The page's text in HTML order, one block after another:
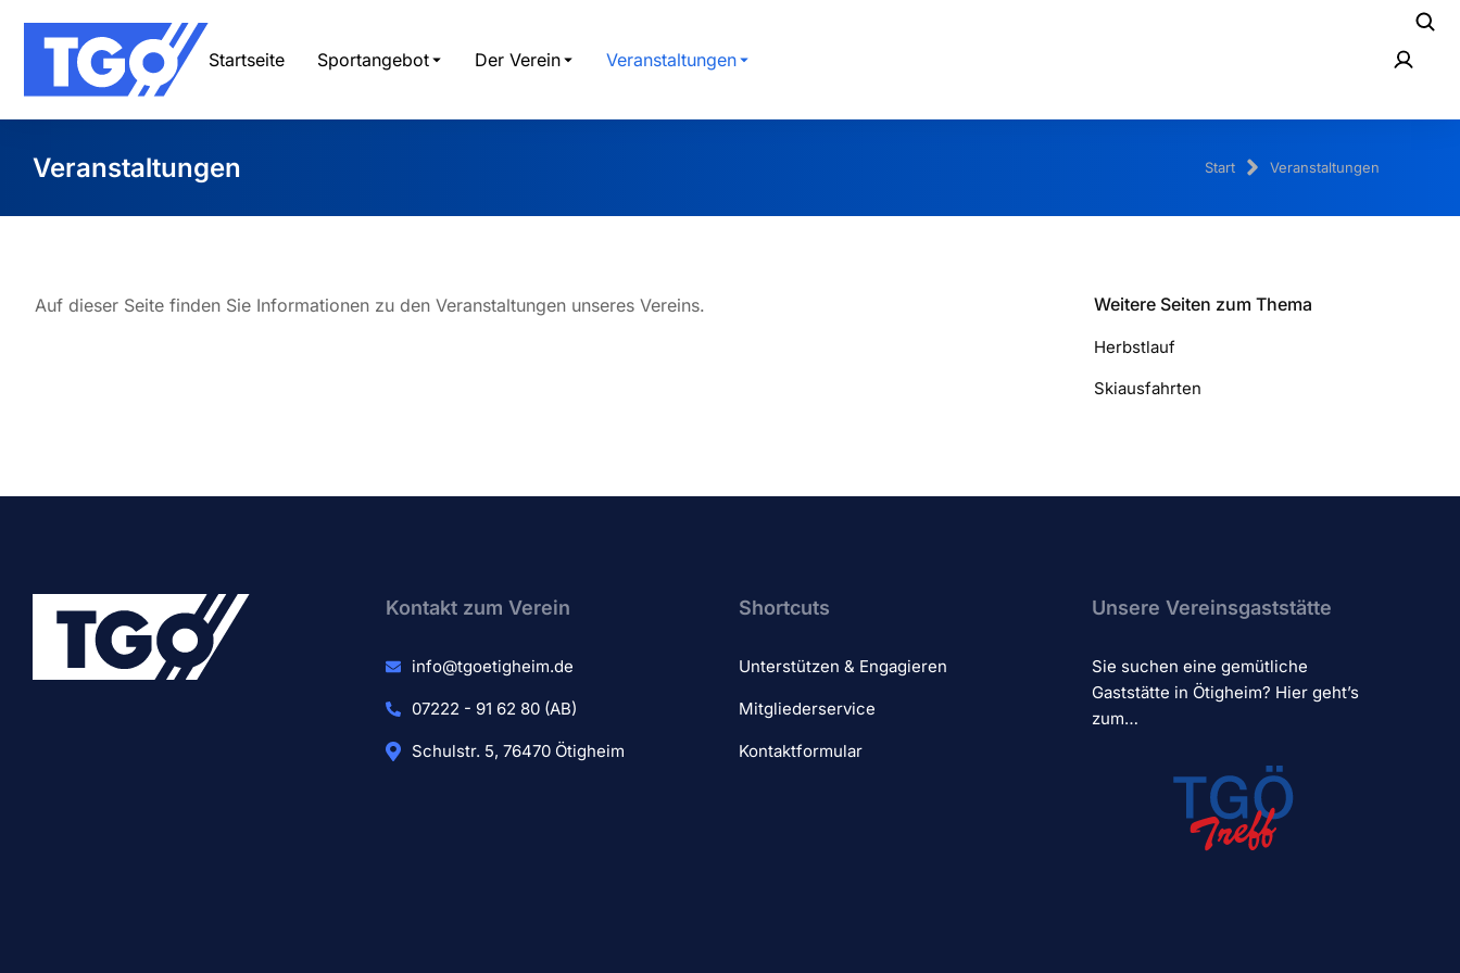
Startseite Sportangebot Der Verein Veranstaltungen
Veranstaltungen Start Veranstaltungen
Auf dieser Seite finden Sie Informationen zu den Veranstaltungen unseres Vereins. Weitere Seiten zum Thema
Herbstlauf
Skiausfahrten
Kontakt zum Verein​
info@tgoetigheim.de
07222 - 91 62 80 (AB)
Schulstr. 5, 76470 Ötigheim
Shortcuts
Unterstützen & Engagieren
Mitgliederservice
Kontaktformular
Unsere Vereinsgaststätte
Sie suchen eine gemütliche
Gaststätte in Ötigheim? Hier geht’s
zum…